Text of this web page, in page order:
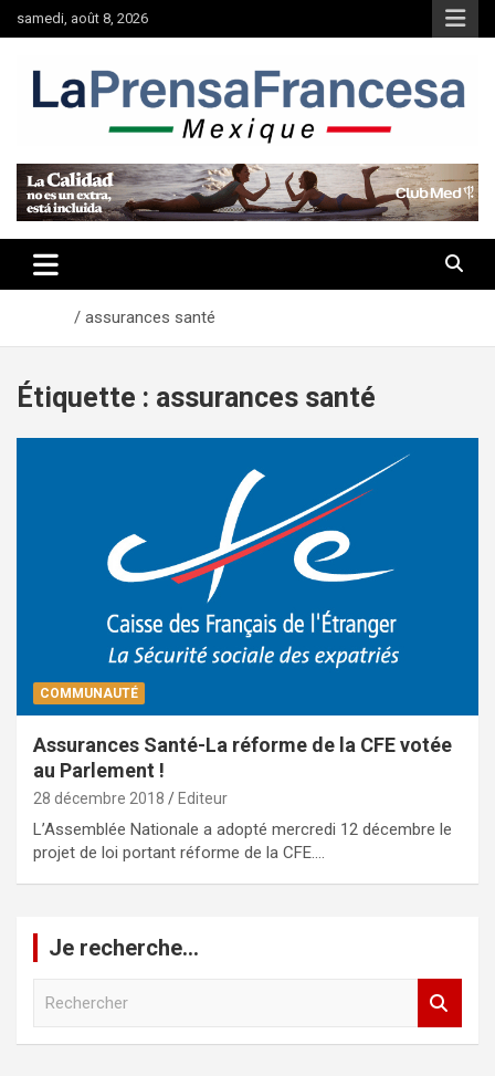
au
samedi, août 8, 2026
assurances santé
Étiquette : assurances santé
COMMUNAUTÉ
Assurances Santé-La réforme de la CFE votée
au Parlement !
28 décembre 2018 Editeur
L’Assemblée Nationale a adopté mercredi 12 décembre le
projet de loi portant réforme de la CFE.…
Je recherche…